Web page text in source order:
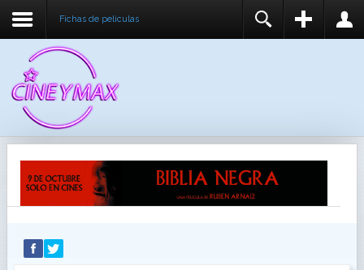
Fichas de peliculas
RECUÉRDEME
IDENTIFICARSE
REGISTER